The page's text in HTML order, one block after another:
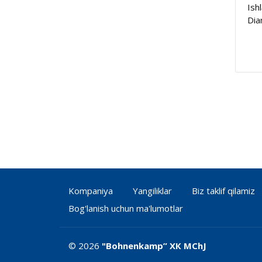
Kompaniya Yangiliklar Biz taklif qilamiz
Bog'lanish uchun ma'lumotlar
© 2026 "Bohnenkamp” ХК MChJ